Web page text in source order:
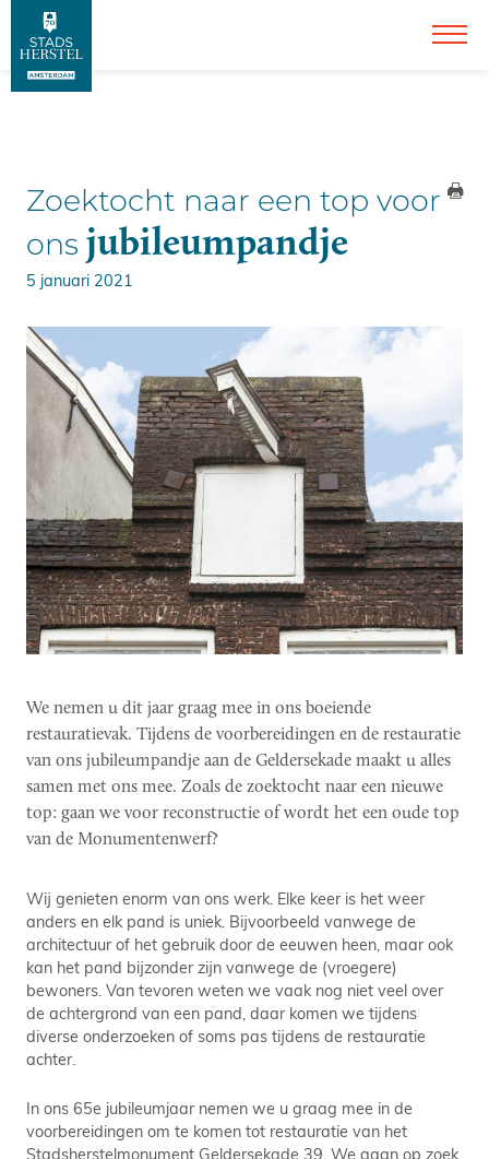
Zoektocht naar een top voor
ons jubileumpandje
5 januari 2021
We nemen u dit jaar graag mee in ons boeiende
restauratievak. Tijdens de voorbereidingen en de restauratie
van ons jubileumpandje aan de Geldersekade maakt u alles
samen met ons mee. Zoals de zoektocht naar een nieuwe
top: gaan we voor reconstructie of wordt het een oude top
van de Monumentenwerf?
Wij genieten enorm van ons werk. Elke keer is het weer
anders en elk pand is uniek. Bijvoorbeeld vanwege de
architectuur of het gebruik door de eeuwen heen, maar ook
kan het pand bijzonder zijn vanwege de (vroegere)
bewoners. Van tevoren weten we vaak nog niet veel over
de achtergrond van een pand, daar komen we tijdens
diverse onderzoeken of soms pas tijdens de restauratie
achter.
In ons 65e jubileumjaar nemen we u graag mee in de
voorbereidingen om te komen tot restauratie van het
Stadsherstelmonument Geldersekade 39. We gaan op zoek